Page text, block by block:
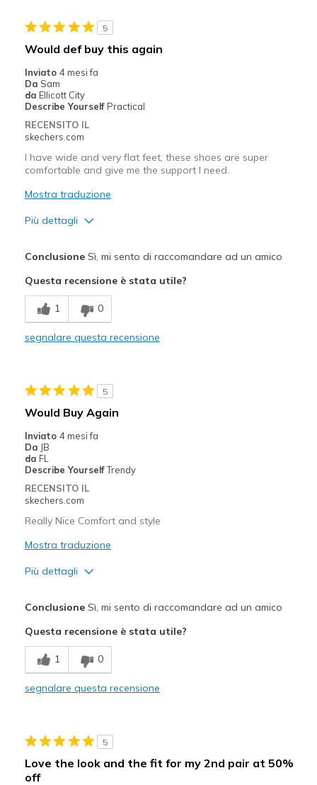
5
Would def buy this again
Inviato 4 mesi fa
Da Sam
da Ellicott City
Describe Yourself Practical
RECENSITO IL
skechers.com
I have wide and very flat feet, these shoes are super
comfortable and give me the support I need.
Mostra traduzione
Più dettagli
Breathe Well
Comfortable
Migliori Utilizzi:
Width
Sizing
Feels true to size
View On Shoes
ConclusioneSì, mi sento di raccomandare ad un amico
Questa recensione è stata utile?
1 0
segnalare questa recensione
5
Would Buy Again
Inviato 4 mesi fa
Da JB
da FL
Describe YourselfTrendy
RECENSITO IL
skechers.com
Really Nice Comfort and style
Mostra traduzione
Più dettagli
Breathe Well
Comfortable
Migliori Utilizzi:
Casual Wear
ConclusioneSì, mi sento di raccomandare ad un amico
Questa recensione è stata utile?
1 0
segnalare questa recensione
5
Love the look and the fit for my 2nd pair at 50%
off